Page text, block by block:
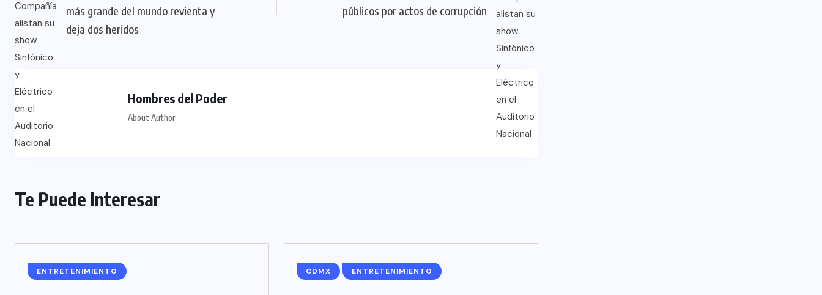
más grande del mundo revienta y
deja dos heridos
públicos por actos de corrupción
Hombres del Poder
About Author
Te Puede Interesar
ENTRETENIMIENTO CDMX ENTRETENIMIENTO